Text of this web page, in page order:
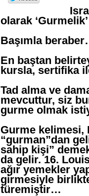
olarak
Başımla
En baştan
kursla, sertifika
Tad alma ve
mevcuttur, siz
gurme olmak
Gurme kelimesi,
“gurman”dan
sahip kişi”
da gelir. 16.
ağır yemekler
girmesiyle
türemiştir…